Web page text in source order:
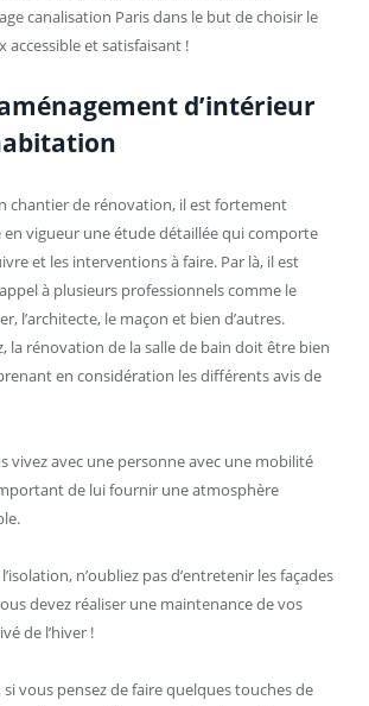
canalisation Paris dans le but de choisir le
et satisfaisant !
d’intérieur
chantier de rénovation, il est fortement
vigueur une étude détaillée qui comporte
et les interventions à faire. Par là, il est
à plusieurs professionnels comme le
l’architecte, le maçon et bien d’autres.
la rénovation de la salle de bain doit être bien
en considération les différents avis de
vivez avec une personne avec une mobilité
de lui fournir une atmosphère
n’oubliez pas d’entretenir les façades
devez réaliser une maintenance de vos
de l’hiver !
vous pensez de faire quelques touches de